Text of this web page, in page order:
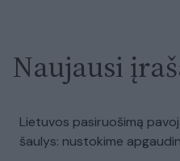
Naujausi
Lietuvos pasiruošimą
šaulys: nustokime